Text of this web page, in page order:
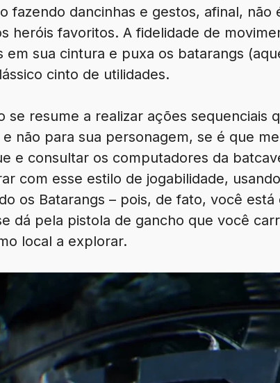
fazendo dancinhas e gestos, afinal,
heróis favoritos. A fidelidade de
em sua cintura e puxa os batarangs
cinto de utilidades.
se resume a realizar ações
não para sua personagem, se é que
e consultar os computadores da
com esse estilo de jogabilidade,
os Batarangs – pois, de fato, você
dá pela pistola de gancho que você
local a explorar.